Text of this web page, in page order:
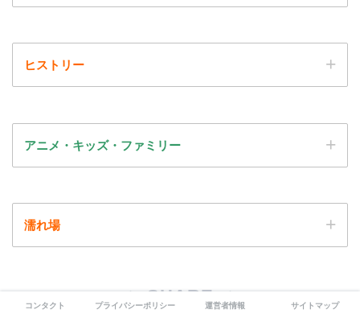
ヒストリー
アニメ・キッズ・ファミリー
濡れ場
SHARE
コンタクト プライバシーポリシー 運営者情報 サイトマップ